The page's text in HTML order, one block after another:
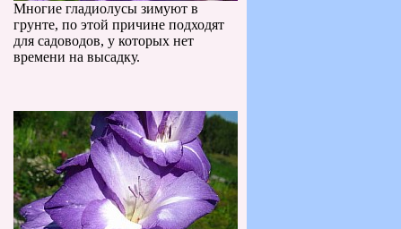
Многие гладиолусы зимуют в
грунте, по этой причине подходят
для садоводов, у которых нет
времени на высадку.